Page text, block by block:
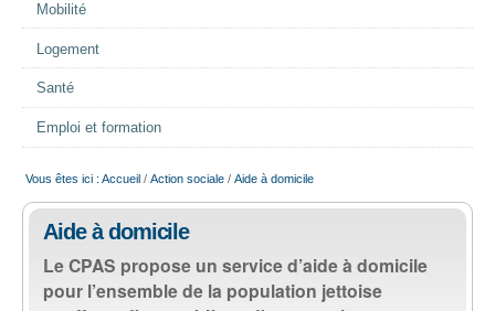
AIDE ALIMENTAIRE
SENIORS
CULTURE ET JEUNESSE
Mobilité
Logement
Santé
Emploi et formation
Vous êtes ici : Accueil / Action sociale / Aide à domicile
Aide à domicile
Le CPAS propose un service d’aide à domicile
pour l’ensemble de la population jettoise